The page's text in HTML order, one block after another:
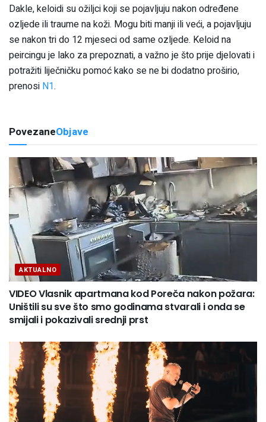
Dakle, keloidi su ožiljci koji se pojavljuju nakon određene
ozljede ili traume na koži. Mogu biti manji ili veći, a pojavljuju
se nakon tri do 12 mjeseci od same ozljede. Keloid na
peircingu je lako za prepoznati, a važno je što prije djelovati i
potražiti liječničku pomoć kako se ne bi dodatno proširio,
prenosi N1.
PovezaneObjave
AKTUALNO
VIDEO Vlasnik apartmana kod Poreča nakon požara:
Uništili su sve što smo godinama stvarali i onda se
smijali i pokazivali srednji prst